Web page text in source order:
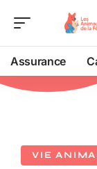
Assurance
VIE